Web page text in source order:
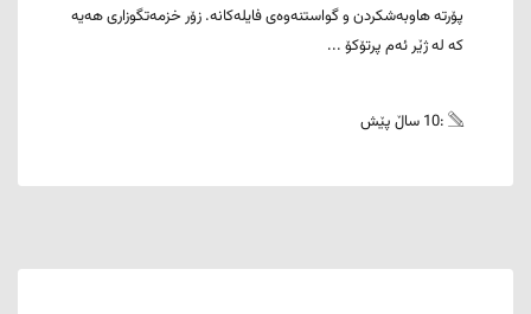
پۆرتە هاوبەشکردن و گواستنەوەی فایلەکانە. زۆر خزمەتگوزاری هەیە
کە لە ژێر ئەم پرتۆکۆ ...
:10 ساڵ پێش